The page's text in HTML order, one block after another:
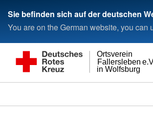
Sie befinden sich auf der deutschen
You are on the German website, you
in Wolfsburg
Fallersleben
Ortsverein